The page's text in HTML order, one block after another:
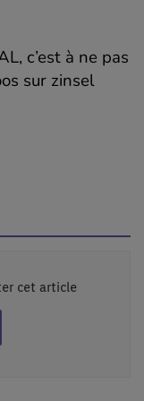
c’est à ne pas
sur zinsel
cet article